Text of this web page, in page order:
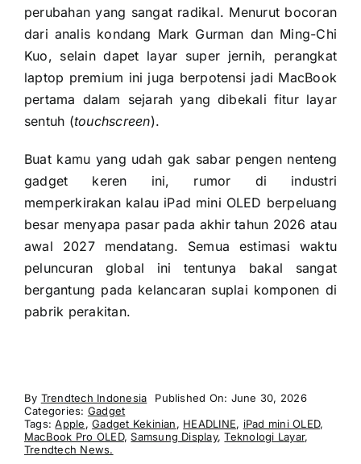
perubahan yang sangat radikal. Menurut bocoran
dari analis kondang Mark Gurman dan Ming-Chi
Kuo, selain dapet layar super jernih, perangkat
laptop premium ini juga berpotensi jadi MacBook
pertama dalam sejarah yang dibekali fitur layar
sentuh (touchscreen).
Buat kamu yang udah gak sabar pengen nenteng
gadget keren ini, rumor di industri
memperkirakan kalau iPad mini OLED berpeluang
besar menyapa pasar pada akhir tahun 2026 atau
awal 2027 mendatang. Semua estimasi waktu
peluncuran global ini tentunya bakal sangat
bergantung pada kelancaran suplai komponen di
pabrik perakitan.
By Trendtech Indonesia
Published On: June 30, 2026
Categories: Gadget
Tags:Apple,Gadget Kekinian, HEADLINE, iPad mini OLED,
MacBook Pro OLED,Samsung Display,Teknologi Layar,
Trendtech News.